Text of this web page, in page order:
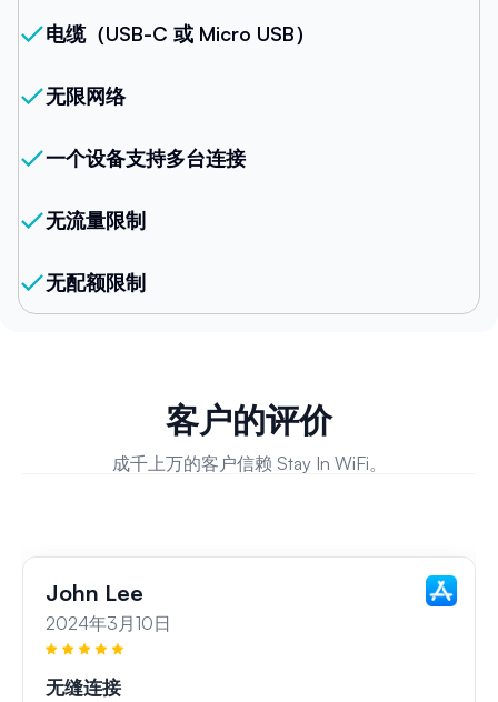
电缆（USB-C 或 Micro USB）
无限网络
一个设备支持多台连接
无流量限制
无配额限制
客户的评价
成千上万的客户信赖 Stay In WiFi。
John Lee
2024年3月10日
无缝连接